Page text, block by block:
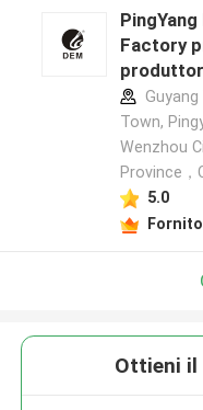
Factory
Guyang
Town,
Wenzhou
Province，
5.0
Ottieni il